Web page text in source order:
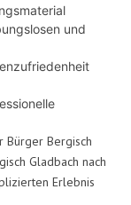
und
Bürger Bergisch
Gladbach nach
Erlebnis